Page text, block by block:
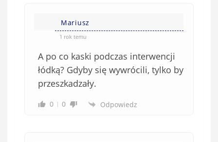
Mariusz
1 rok temu
A po co kaski podczas interwencji
łódką? Gdyby się wywrócili, tylko by
przeszkadzały.
0 0 Odpowiedz